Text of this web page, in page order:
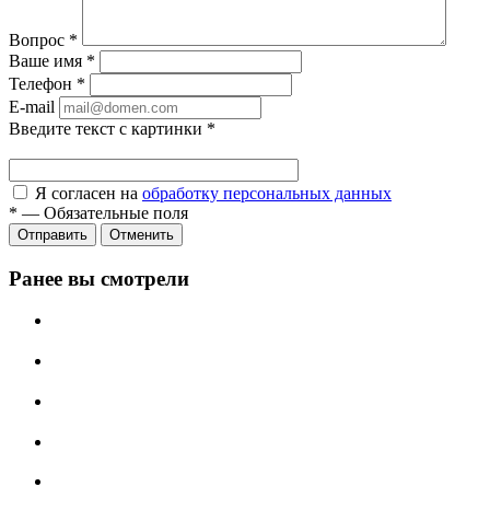
Вопрос *
Ваше имя *
Телефон *
E-mail
Введите текст с картинки *
Я согласен на обработку персональных данных
* — Обязательные поля
Отправить Отменить
Ранее вы смотрели